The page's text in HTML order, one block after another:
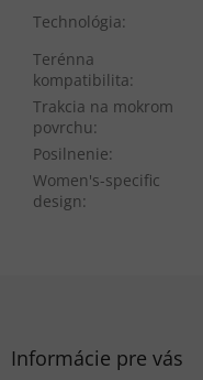
Technológia:
Terénna
kompatibilita:
Trakcia na mokrom
povrchu:
Posilnenie:
Women's-specific
design:
Informácie pre vás